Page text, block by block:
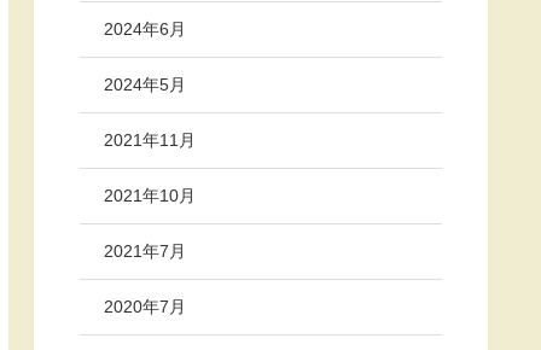
2024年6月
2024年5月
2021年11月
2021年10月
2021年7月
2020年7月